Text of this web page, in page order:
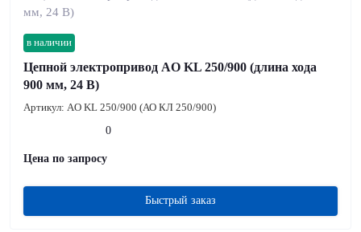
в наличии
Цепной электропривод AO KL 250/900 (длина хода
900 мм, 24 В)
Артикул: AO KL 250/900 (АО КЛ 250/900)
0
Цена по запросу
Быстрый заказ